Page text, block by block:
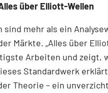
über Elliott-Wellen
sind mehr als ein
Märkte. „Alles über
Arbeiten und zeigt,
Standardwerk
Theorie – ein